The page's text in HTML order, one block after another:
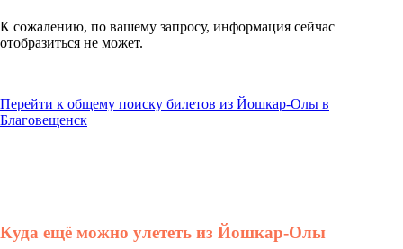
К сожалению, по вашему запросу, информация сейчас
отобразиться не может.
Перейти к общему поиску билетов из Йошкар-Олы в
Благовещенск
Куда ещё можно улететь из Йошкар-Олы